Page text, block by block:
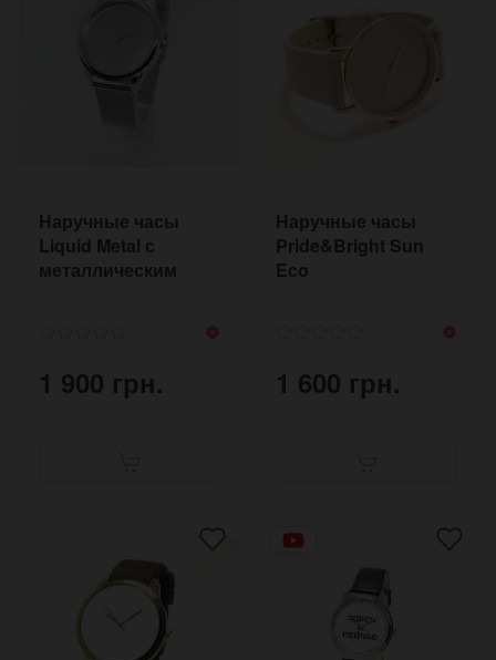
Наручные часы
Liquid Metal с
металлическим
1 900 грн.
Наручные часы
Pride&Bright Sun
Eco
1 600 грн.